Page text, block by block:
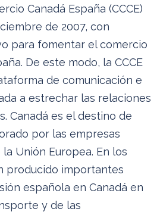
Canadá España (CCCE)
de 2007, con
para fomentar el comercio
De este modo, la CCCE
de comunicación e
a estrechar las relaciones
Canadá es el destino de
por las empresas
Unión Europea. En los
producido importantes
española en Canadá en
y de las